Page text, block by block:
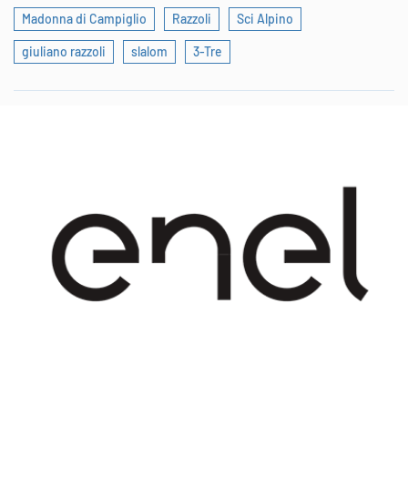
Madonna di Campiglio Razzoli Sci Alpino
giuliano razzoli slalom 3-Tre